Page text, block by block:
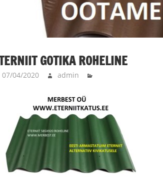
GOTIKA ROHELINE
07/04/2020 admin